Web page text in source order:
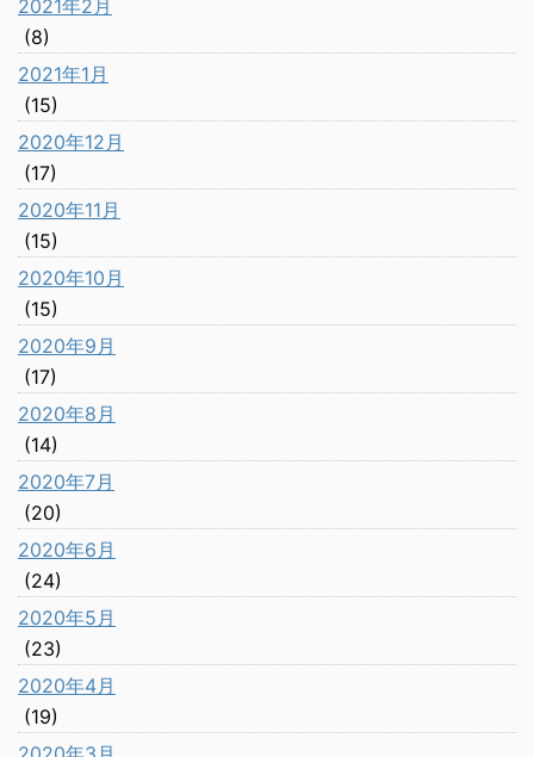
2021年2月
(8)
2021年1月
(15)
2020年12月
(17)
2020年11月
(15)
2020年10月
(15)
2020年9月
(17)
2020年8月
(14)
2020年7月
(20)
2020年6月
(24)
2020年5月
(23)
2020年4月
(19)